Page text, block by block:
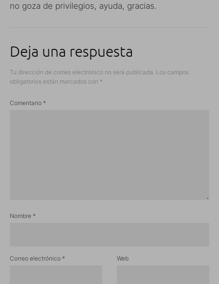
no goza de privilegios, ayuda, gracias.
Deja una respuesta
Tu dirección de correo electrónico no será publicada. Los campos
obligatorios están marcados con *
Comentario *
Nombre *
Correo electrónico * Web